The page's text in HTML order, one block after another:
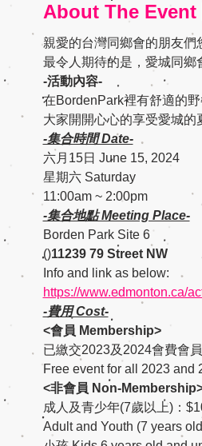
About The Event
親愛的台灣同鄉會的朋友們
最令人期待的是，愛城同鄉
-活動內容-
在BordenPark裡有舒適的
大家開開心心的享受愛城的
-集合時間 Date-
六月15日 June 15, 2024
星期六 Saturday
11:00am ~ 2:00pm
-集合地點 Meeting Place-
Borden Park Site 6
()11239 79 Street NW
Info and link as below:
https://www.edmonton.ca/
-費用 Cost-
<會員 Membership>
已繳交2023及2024會費會
Free event for all 2023 and
<非會員 Non-
成人及青少年(7歲以上)：
Adult and Youth (7 years